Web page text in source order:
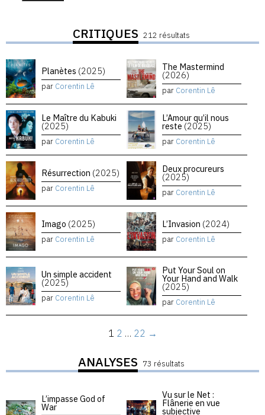
CRITIQUES 212 résultats
Planètes (2025)
par Corentin Lê
The Mastermind
(2026)
par Corentin Lê
Le Maître du Kabuki
(2025)
par Corentin Lê
L’Amour qu’il nous
reste (2025)
par Corentin Lê
Résurrection (2025)
par Corentin Lê
Deux procureurs
(2025)
par Corentin Lê
Imago (2025)
par Corentin Lê
L’Invasion (2024)
par Corentin Lê
Un simple accident
(2025)
par Corentin Lê
Put Your Soul on
Your Hand and Walk
(2025)
par Corentin Lê
1 2 … 22 →
ANALYSES 73 résultats
L’impasse God of
War
Vu sur le Net :
Flânerie en vue
subjective